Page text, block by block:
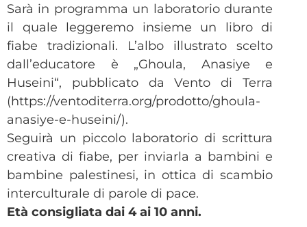
Sarà in programma un laboratorio durante
il quale leggeremo insieme un libro di
fiabe tradizionali. L’albo illustrato scelto
dall’educatore è „Ghoula, Anasiye e
Huseini“, pubblicato da Vento di Terra
(https://ventoditerra.org/prodotto/ghoula-
anasiye-e-huseini/).
Seguirà un piccolo laboratorio di scrittura
creativa di fiabe, per inviarla a bambini e
bambine palestinesi, in ottica di scambio
interculturale di parole di pace.
Età consigliata dai 4 ai 10 anni.